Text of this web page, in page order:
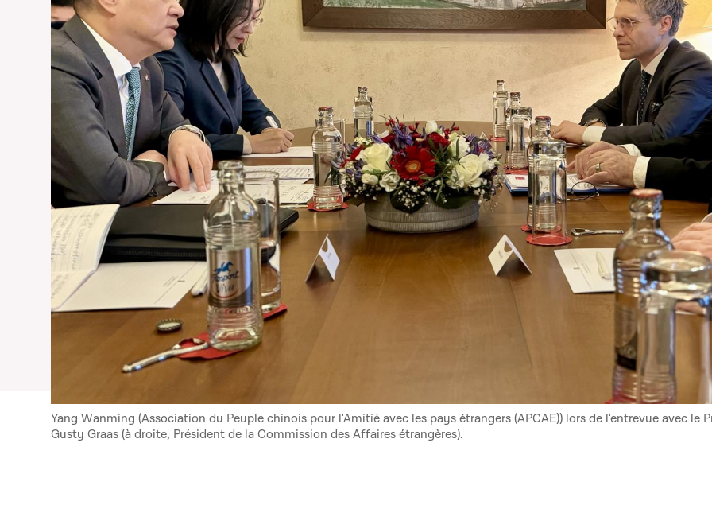
Yang Wanming (Association du Peuple chinois pour l'Amitié avec les pays étrangers (APCAE)) lors de l'entrevue avec le
Gusty Graas (à droite, Président de la Commission des Affaires étrangères).